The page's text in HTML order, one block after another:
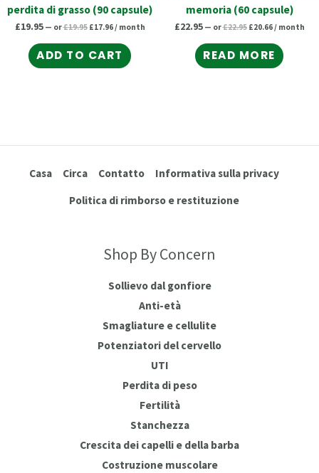
perdita di grasso (90 capsule)
£19.95 — or£19.95 £17.96/ month
ADD TO CART
memoria (60 capsule)
£22.95 — or£22.95 £20.66/ month
READ MORE
Casa Circa Contatto
Informativa sulla privacy
Politica di rimborso e restituzione
Shop By Concern
Sollievo dal gonfiore
Anti-età
Smagliature e cellulite
Potenziatori del cervello
UTI
Perdita di peso
Fertilità
Stanchezza
Crescita dei capelli e della barba
Costruzione muscolare